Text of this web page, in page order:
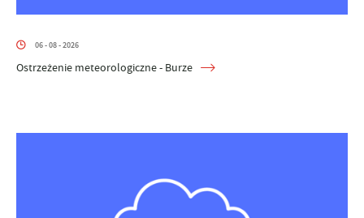
06 - 08 - 2026
Ostrzeżenie meteorologiczne - Burze